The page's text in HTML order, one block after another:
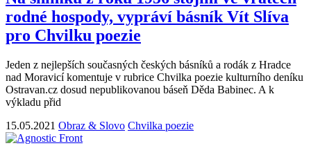
rodné hospody, vypráví básník Vít Slíva
pro Chvilku poezie
Jeden z nejlepších současných českých básníků a rodák z Hradce
nad Moravicí komentuje v rubrice Chvilka poezie kulturního deníku
Ostravan.cz dosud nepublikovanou báseň Děda Babinec. A k
výkladu přid
15.05.2021 Obraz & Slovo Chvilka poezie